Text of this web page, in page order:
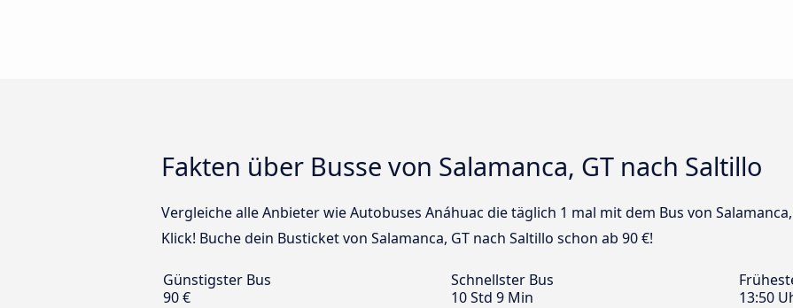
Fakten über Busse von Salamanca, GT nach Saltillo
Vergleiche alle Anbieter wie Autobuses Anáhuac die täglich 1 mal mit dem Bus von
Klick! Buche dein Busticket von Salamanca, GT nach Saltillo schon ab 90 €!
Günstigster Bus
90 €
Schnellster Bus
10 Std 9 Min
13:50